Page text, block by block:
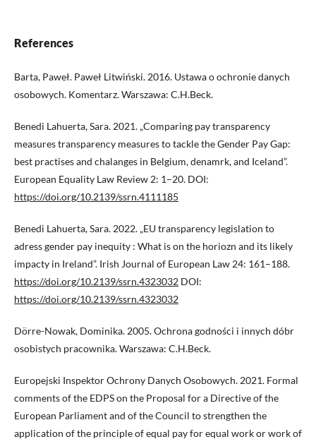
References
Barta, Paweł. Paweł Litwiński. 2016. Ustawa o ochronie danych
osobowych. Komentarz. Warszawa: C.H.Beck.
Benedi Lahuerta, Sara. 2021. „Comparing pay transparency
measures transparency measures to tackle the Gender Pay Gap:
best practises and chalanges in Belgium, denamrk, and Iceland”.
European Equality Law Review 2: 1–20. DOI:
https://doi.org/10.2139/ssrn.4111185
Benedi Lahuerta, Sara. 2022. „EU transparency legislation to
adress gender pay inequity : What is on the horiozn and its likely
impacty in Ireland”. Irish Journal of European Law 24: 161–188.
https://doi.org/10.2139/ssrn.4323032 DOI:
https://doi.org/10.2139/ssrn.4323032
Dörre-Nowak, Dominika. 2005. Ochrona godności i innych dóbr
osobistych pracownika. Warszawa: C.H.Beck.
Europejski Inspektor Ochrony Danych Osobowych. 2021. Formal
comments of the EDPS on the Proposal for a Directive of the
European Parliament and of the Council to strengthen the
application of the principle of equal pay for equal work or work of